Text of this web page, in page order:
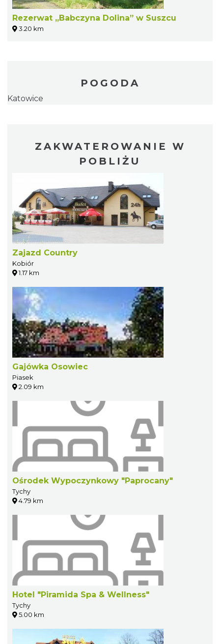
Rezerwat „Babczyna Dolina” w Suszcu
3.20 km
POGODA
Katowice
ZAKWATEROWANIE W
POBLIŻU
Zajazd Country
Kobiór
1.17 km
Gajówka Osowiec
Piasek
2.09 km
Ośrodek Wypoczynkowy "Paprocany"
Tychy
4.79 km
Hotel "Piramida Spa & Wellness"
Tychy
5.00 km